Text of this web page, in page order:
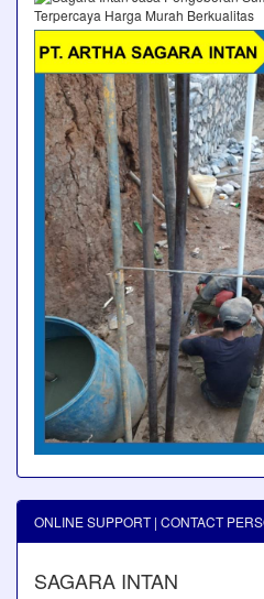
ONLINE SUPPORT | CONTACT
SAGARA INTAN